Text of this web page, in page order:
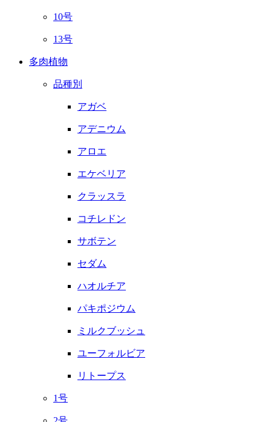
10号
13号
多肉植物
品種別
アガベ
アデニウム
アロエ
エケベリア
クラッスラ
コチレドン
サボテン
セダム
ハオルチア
パキポジウム
ミルクブッシュ
ユーフォルビア
リトープス
1号